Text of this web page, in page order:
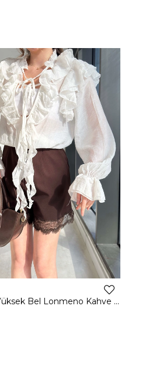
Altı Dantelli Yüksek Bel Lonmeno Kahve Kadın Şort 26Y037